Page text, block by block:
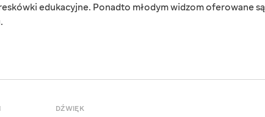
edukacyjne. Ponadto młodym widzom oferowane są
DŹWIĘK